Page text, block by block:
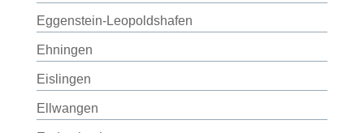
Eggenstein-Leopoldshafen
Ehningen
Eislingen
Ellwangen